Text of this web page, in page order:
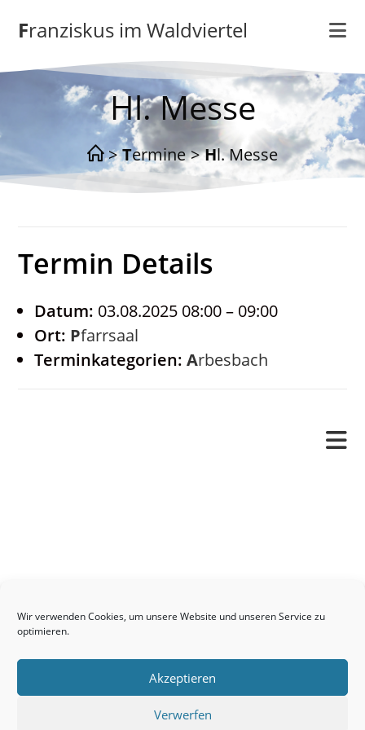
Wir verwenden Cookies, um unsere Website und unseren Service zu
optimieren.
Akzeptieren
Verwerfen
Inhalt
springenFranziskus im Waldviertel
Hl. Messe
> Termine > Hl. Messe
Termin Details
Datum: 03.08.2025 08:00– 09:00
Ort:
Pfarrsaal
Terminkategorien:
Arbesbach
Kontakt
Links
Neuigkeiten
Seelsorge / Sakramente